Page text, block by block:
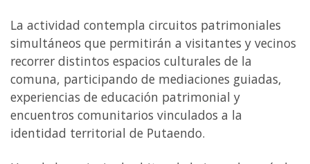
La actividad contempla circuitos patrimoniales
simultáneos que permitirán a visitantes y vecinos
recorrer distintos espacios culturales de la
comuna, participando de mediaciones guiadas,
experiencias de educación patrimonial y
encuentros comunitarios vinculados a la
identidad territorial de Putaendo.